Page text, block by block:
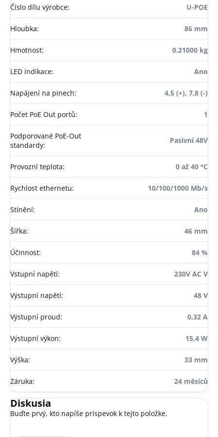
Číslo dílu výrobce: U-POE
Hloubka: 86 mm
Hmotnost: 0.21000 kg
LED indikace: Ano
Napájení na pinech: 4,5 (+), 7,8 (-)
Počet PoE Out portů: 1
Podporované PoE-Out
standardy:
Pasivní 48V
Provozní teplota: 0 až 40 °C
Rychlost ethernetu: 10/100/1000 Mb/s
Stínění: Ano
Šířka: 46 mm
Účinnost: 84 %
Vstupní napětí: 230V AC V
Výstupní napětí: 48 V
Výstupní proud: 0,32 A
Výstupní výkon: 15,4 W
Výška: 33 mm
Záruka: 24 měsíců
Diskusia
Buďte prvý, kto napíše príspevok k tejto položke.